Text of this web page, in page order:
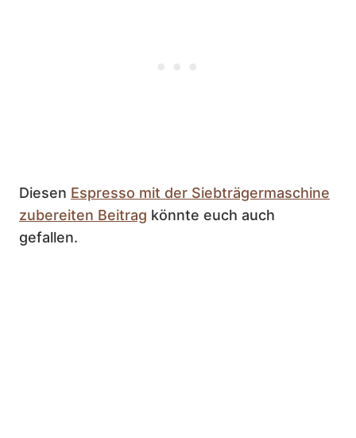
Diesen Espresso mit der Siebträgermaschine
zubereiten Beitrag könnte euch auch
gefallen.